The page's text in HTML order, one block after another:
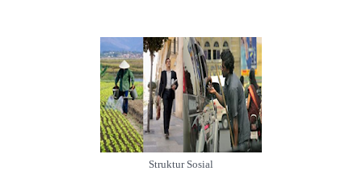
Struktur Sosial